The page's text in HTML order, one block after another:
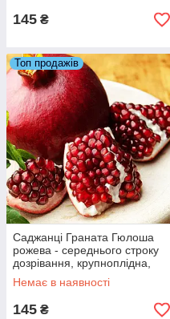
145 ₴
Топ продажів
Саджанці Граната Гюлоша
рожева - середнього строку
дозрівання, крупноплідна,
тонкокорый
Немає в наявності
145 ₴